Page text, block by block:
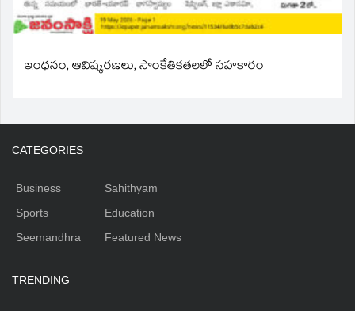
ఇంధనం, ఆవిష్కరణలు, సాంకేతికతలలో సహకారం
CATEGORIES
Business
Sports
Seemandhra
Sahithyam
Education
Featured News
TRENDING